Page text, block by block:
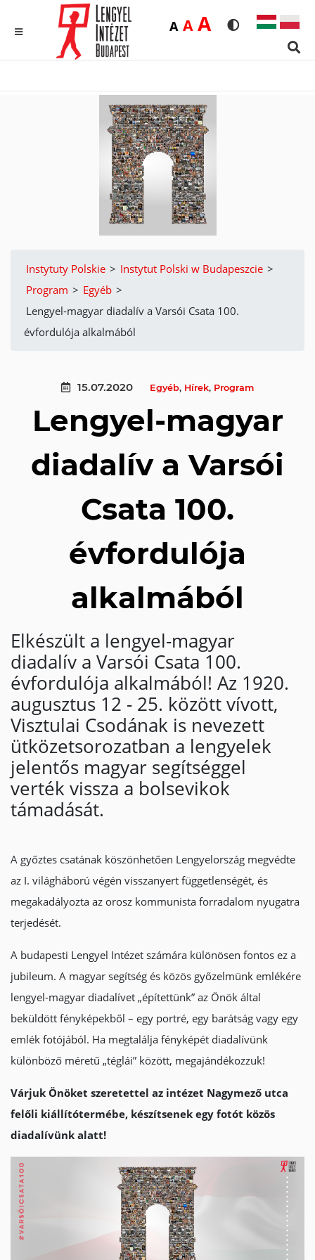
Rozmiar
ADomyślna
AŚrednia
ADużaWersja
Instytuty Polskie > Instytut Polski w Budapeszcie >
Program > Egyéb >
Lengyel-magyar diadalív a Varsói Csata 100.
évfordulója alkalmából
15.07.2020 Egyéb, Hírek, Program
Lengyel-magyar
diadalív a Varsói
Csata 100.
évfordulója
alkalmából
Elkészült a lengyel-magyar
diadalív a Varsói Csata 100.
évfordulója alkalmából! Az 1920.
augusztus 12 - 25. között vívott,
Visztulai Csodának is nevezett
ütközetsorozatban a lengyelek
jelentős magyar segítséggel
verték vissza a bolsevikok
támadását.
A győztes csatának köszönhetően Lengyelország megvédte
az I. világháború végén visszanyert függetlenségét, és
megakadályozta az orosz kommunista forradalom nyugatra
terjedését.
A budapesti Lengyel Intézet számára különösen fontos ez a
jubileum. A magyar segítség és közös győzelmünk emlékére
lengyel-magyar diadalívet „építettünk” az Önök által
beküldött fényképekből – egy portré, egy barátság vagy egy
emlék fotójából. Ha megtalálja fényképét diadalívünk
különböző méretű „téglái” között, megajándékozzuk!
Várjuk Önöket szeretettel az intézet Nagymező utca
felőli kiállítótermébe, készítsenek egy fotót közös
diadalívünk alatt!